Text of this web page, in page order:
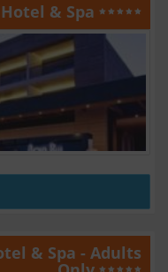
& Spa
& Spa - Adults